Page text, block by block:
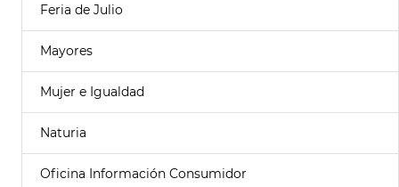
Feria de Julio
Mayores
Mujer e Igualdad
Naturia
Oficina Información Consumidor